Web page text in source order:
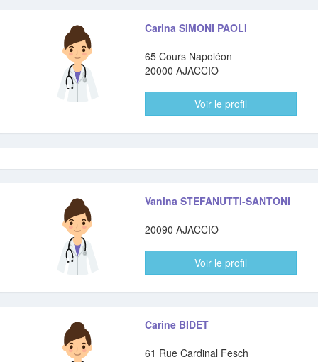
Carina SIMONI PAOLI
65 Cours Napoléon
20000 AJACCIO
Voir le profil
Vanina STEFANUTTI-SANTONI
20090 AJACCIO
Voir le profil
Carine BIDET
61 Rue Cardinal Fesch